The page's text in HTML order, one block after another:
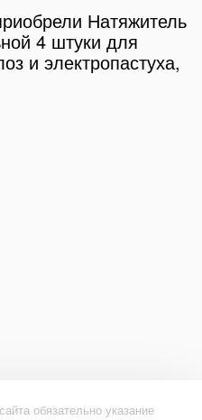
Натяжитель
4 штуки для
и электропастуха,
обязательно указание